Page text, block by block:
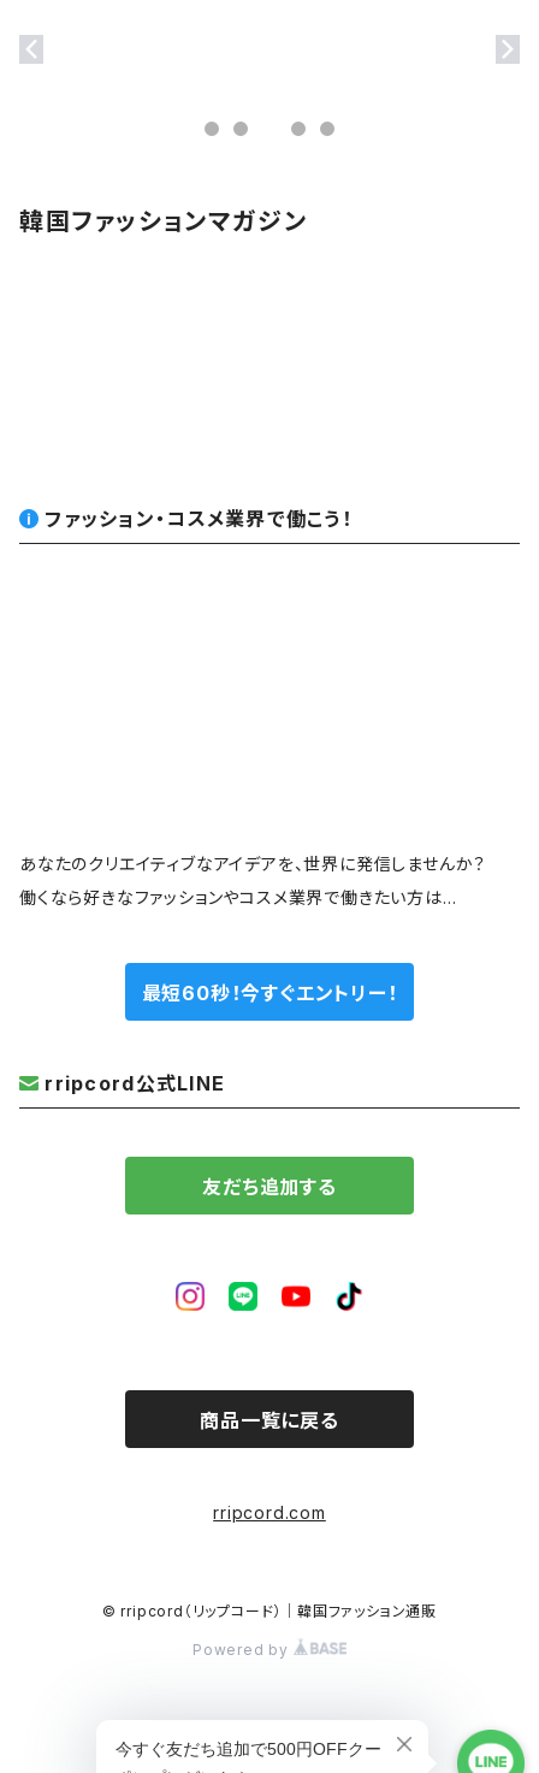
韓国ファッションマガジン
ファッション・コスメ業界で働こう！
あなたのクリエイティブなアイデアを、世界に発信しませんか？
働くなら好きなファッションやコスメ業界で働きたい方は…
最短60秒！今すぐエントリー！
rripcord公式LINE
友だち追加する
商品一覧に戻る
rripcord.com
© rripcord（リップコード）｜韓国ファッション通販
Powered by